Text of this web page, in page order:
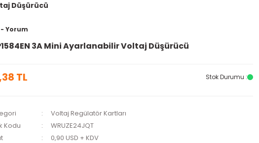
Düşürücü
Yorum
3A Mini Ayarlanabilir Voltaj Düşürücü
TL Stok Durumu :
Voltaj Regülatör Kartları
Kodu
WRUZE24JQT
0,90 USD + KDV